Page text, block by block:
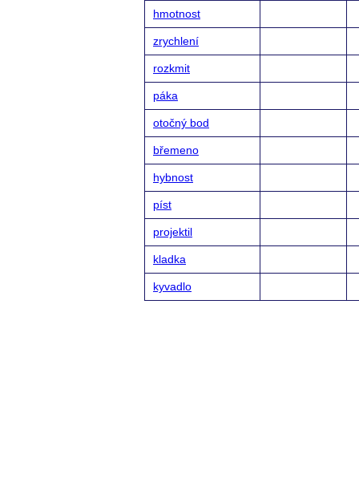
hmotnost
zrychlení
rozkmit
páka
otočný bod
břemeno
hybnost
píst
projektil
kladka
kyvadlo